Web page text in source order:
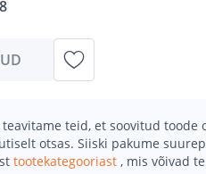
teid, et soovitud toode
otsas. Siiski pakume
tootekategooriast , mis võivad